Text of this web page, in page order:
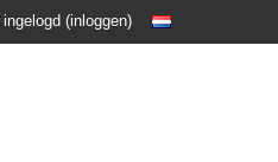
(inloggen)